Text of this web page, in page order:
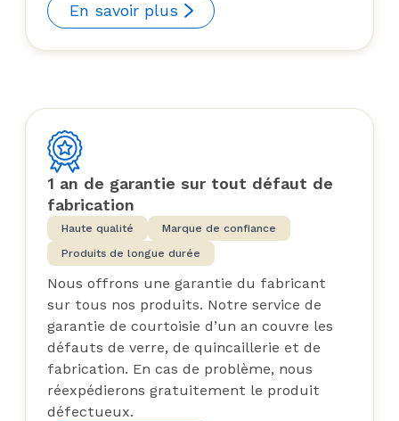
En savoir plus
1 an de garantie sur tout défaut de
fabrication
Haute qualité
Marque de confiance
Produits de longue durée
Nous offrons une garantie du fabricant
sur tous nos produits. Notre service de
garantie de courtoisie d’un an couvre les
défauts de verre, de quincaillerie et de
fabrication. En cas de problème, nous
réexpédierons gratuitement le produit
défectueux.